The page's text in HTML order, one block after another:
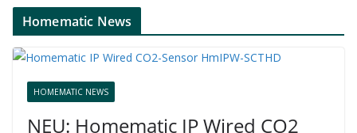
Homematic News
HOMEMATIC NEWS
NEU: Homematic IP Wired CO2